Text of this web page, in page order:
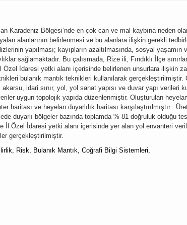
Karadeniz Bölgesi’nde en çok can ve mal kaybına neden
alanlarının belirlenmesi ve bu alanlara ilişkin gerekli
yapılması; kayıpların azaltılmasında, sosyal yaşamın
sağlamaktadır. Bu çalısmada, Rize ili, Fındıklı İlçe
Özel İdaresi yetki alanı içerisinde belirlenen unsurlara ilişkin
bulanık mantık teknikleri kullanılarak gerçekleştirilmiştir.
idari sınır, yol, yol sanat yapısı ve duvar yapı verileri
uygun topolojik yapıda düzenlenmiştir. Oluşturulan
haritası ve heyelan duyarlılık haritası karşılaştırılmıştır.
duyarlı bölgeler bazında toplamda % 81 doğruluk olduğu
İl Özel İdaresi yetki alanı içerisinde yer alan yol envanteri
gerçekleştirilmiştir.
Risk, Bulanık Mantık, Coğrafi Bilgi Sistemleri,